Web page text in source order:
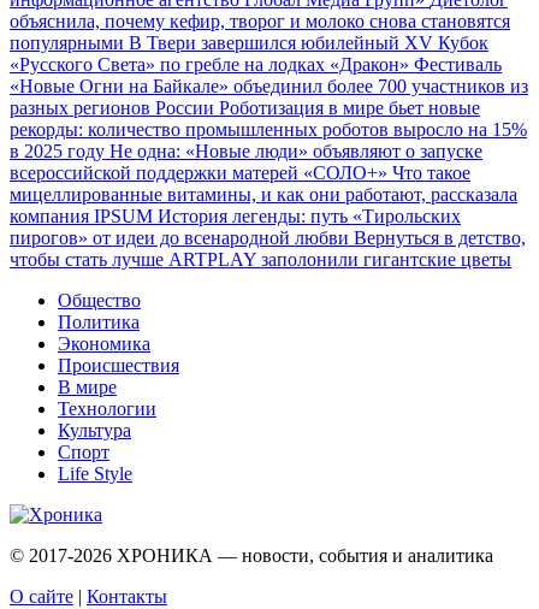
объяснила, почему кефир, творог и молоко снова становятся
популярными В Твери завершился юбилейный XV Кубок
«Русского Света» по гребле на лодках «Дракон» Фестиваль
«Новые Огни на Байкале» объединил более 700 участников из
разных регионов России Роботизация в мире бьет новые
рекорды: количество промышленных роботов выросло на 15%
в 2025 году Не одна: «Новые люди» объявляют о запуске
всероссийской поддержки матерей «СОЛО+» Что такое
мицеллированные витамины, и как они работают, рассказала
компания IPSUM История легенды: путь «Тирольских
пирогов» от идеи до всенародной любви Вернуться в детство,
чтобы стать лучше ARTPLAY заполонили гигантские цветы
Общество
Политика
Экономика
Происшествия
В мире
Технологии
Культура
Спорт
Life Style
© 2017-2026 ХРОНИКА — новости, события и аналитика
О сайте | Контакты